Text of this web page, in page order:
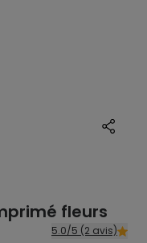
fleurs
5.0/5 (2 avis)